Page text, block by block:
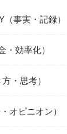
事実・記録）
・効率化）
・思考）
オピニオン）